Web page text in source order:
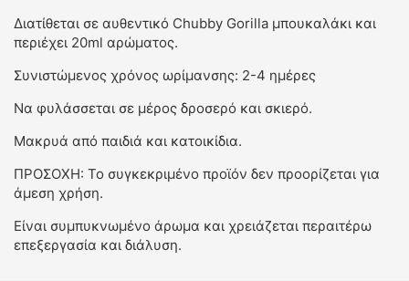
Διατίθεται σε αυθεντικό Chubby Gorilla μπουκαλάκι και
περιέχει 20ml αρώματος.
Συνιστώμενος χρόνος ωρίμανσης: 2-4 ημέρες
Να φυλάσσεται σε μέρος δροσερό και σκιερό.
Μακρυά από παιδιά και κατοικίδια.
ΠΡΟΣΟΧΗ: Το συγκεκριμένο προϊόν δεν προορίζεται για
άμεση χρήση.
Είναι συμπυκνωμένο άρωμα και χρειάζεται περαιτέρω
επεξεργασία και διάλυση.